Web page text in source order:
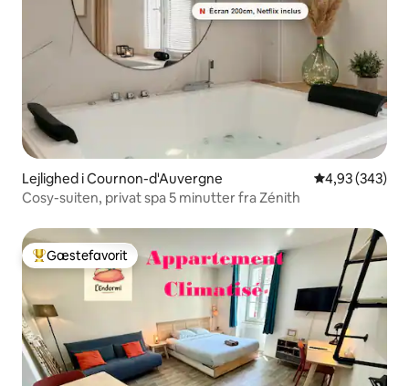
Lejlighed i Cournon-d'Auvergne 4,93 ud af 5 i
4,93 (343)
Cosy-suiten, privat spa 5 minutter fra Zénith
Bedste gæstefavorit
Gæstefavorit